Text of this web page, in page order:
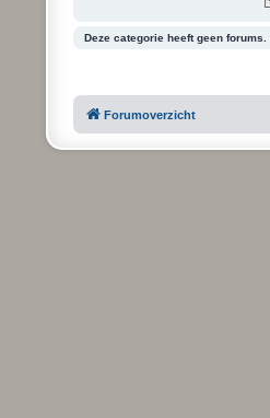
Deze categorie heeft geen forums.
Forumoverzicht